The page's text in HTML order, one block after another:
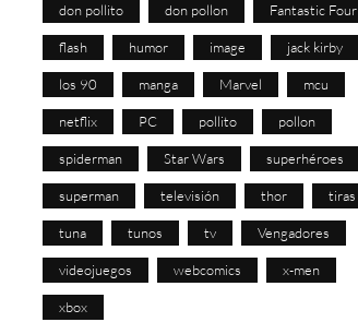
don pollito don pollon Fantastic Four
flash humor image jack kirby
los 90 manga Marvel mcu
netflix PC pollito pollon
spiderman Star Wars superhéroes
superman televisión thor tiras
tuna tunos tv Vengadores
videojuegos webcomics x-men
xbox